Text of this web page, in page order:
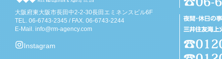
大阪府東大阪市長田中2-2-30長田エミネンスビル6F
TEL. 06-6743-2345 / FAX. 06-6743-2244
E-Mail. info@rm-agency.com
Instagram